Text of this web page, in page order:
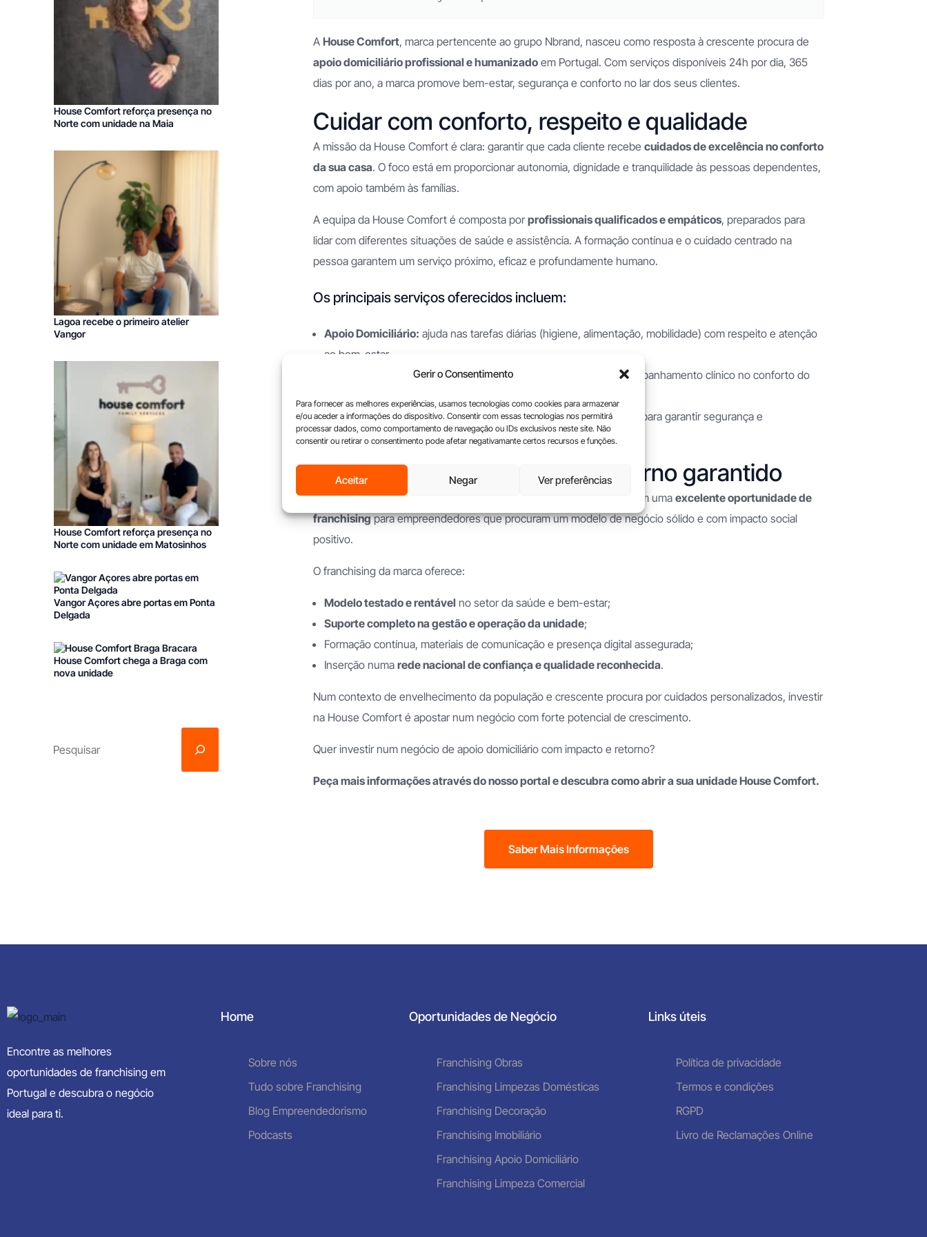
Gerir o Consentimento
Para fornecer as melhores experiências, usamos tecnologias como cookies para armazenar
e/ou aceder a informações do dispositivo. Consentir com essas tecnologias nos permitirá
processar dados, como comportamento de navegação ou IDs exclusivos neste site. Não
consentir ou retirar o consentimento pode afetar negativamante certos recursos e funções.
Aceitar Negar Ver preferências
Franchising Imobiliário
Franchising Decoração
Franchising Obras
Franchising Limpezas Comerciais
A House Comfort, marca pertencente ao grupo Nbrand, nasceu como resposta à crescente procura de
apoio domiciliário profissional e humanizado em Portugal. Com serviços disponíveis 24h por dia, 365
dias por ano, a marca promove bem-estar, segurança e conforto no lar dos seus clientes.
Cuidar com conforto, respeito e qualidade
A missão da House Comfort é clara: garantir que cada cliente recebe cuidados de excelência no conforto
da sua casa. O foco está em proporcionar autonomia, dignidade e tranquilidade às pessoas dependentes,
com apoio também às famílias.
A equipa da House Comfort é composta porprofissionais qualificados e empáticos, preparados para
lidar com diferentes situações de saúde e assistência. A formação contínua e o cuidado centrado na
pessoa garantem um serviço próximo, eficaz e profundamente humano.
Os principais serviços oferecidos incluem:
Apoio Domiciliário: ajuda nas tarefas diárias (higiene, alimentação, mobilidade) com respeito e atenção
ao bem-estar.
Cuidados de Enfermagem:administração de tratamentos e acompanhamento clínico no conforto do
Manutenção do Lar:pequenas reparações e obras de adaptação para garantir segurança e
funcionalidade da habitação.
Um negócio com impacto e retorno garantido
Além de ser referência no setor, a House Comfort representa também uma excelente oportunidade de
franchisingpara empreendedores que procuram um modelo de negócio sólido e com impacto social
positivo.
O franchising da marca oferece:
Modelo testado e rentável no setor da saúde e bem-estar;
Suporte completo na gestão e operação da unidade;
Formação contínua, materiais de comunicação e presença digital assegurada;
Inserção numa rede nacional de confiança e qualidade reconhecida.
Num contexto de envelhecimento da população e crescente procura por cuidados personalizados, investir
na House Comfort é apostar num negócio com forte potencial de crescimento.
Quer investir num negócio de apoio domiciliário com impacto e retorno?
Peça mais informações através do nosso portal e descubra como abrir a sua unidade House Comfort.
Saber Mais Informações
House Comfort reforça presença no
Norte com unidade na Maia
Lagoa recebe o primeiro atelier
Vangor
House Comfort reforça presença no
Norte com unidade em Matosinhos
Vangor Açores abre portas em Ponta
Delgada
House Comfort chega a Braga com
nova unidade
Encontre as melhores
oportunidades de franchising em
Portugal e descubra o negócio
ideal para ti.
Home
Sobre nós
Tudo sobre Franchising
Blog Empreendedorismo
Podcasts
Oportunidades de Negócio
Franchising Obras
Franchising Limpezas Domésticas
Franchising Decoração
Franchising Imobiliário
Franchising Apoio Domiciliário
Franchising Limpeza Comercial
Links úteis
Política de privacidade
Termos e condições
RGPD
Livro de Reclamações Online